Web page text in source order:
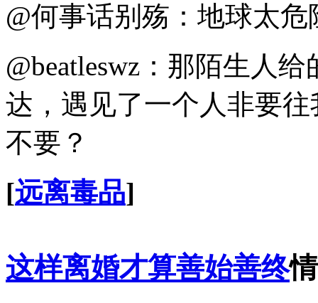
@何事话别殇：地球太
@beatleswz：那陌生人
达，遇见了一个人非要
不要？
[远离毒品]
这样离婚才算善始善终